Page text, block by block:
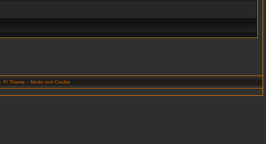
FI Theme :: Mods und Credits